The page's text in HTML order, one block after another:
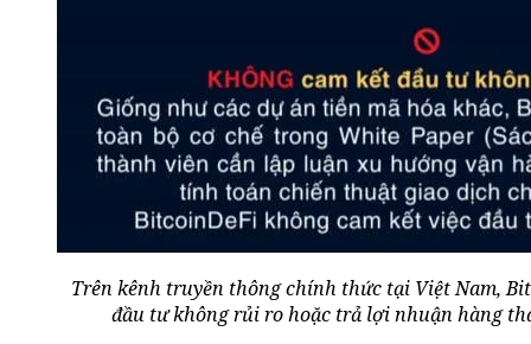
Trên kênh truyền thông chính thức tại Việt Nam,
đầu tư không rủi ro hoặc trả lợi nhuận hàng